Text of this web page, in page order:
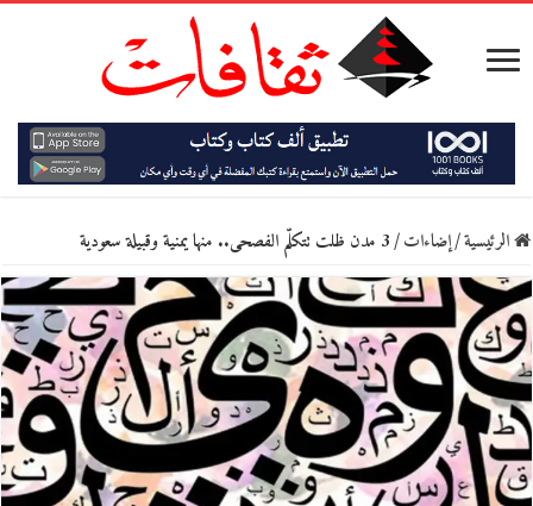
الرئيسية/إضاءات/3 مدن ظلت تتكلّم الفصحى.. منها يمنية وقبيلة سعودية